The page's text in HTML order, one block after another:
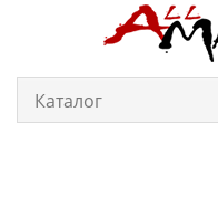
Каталог